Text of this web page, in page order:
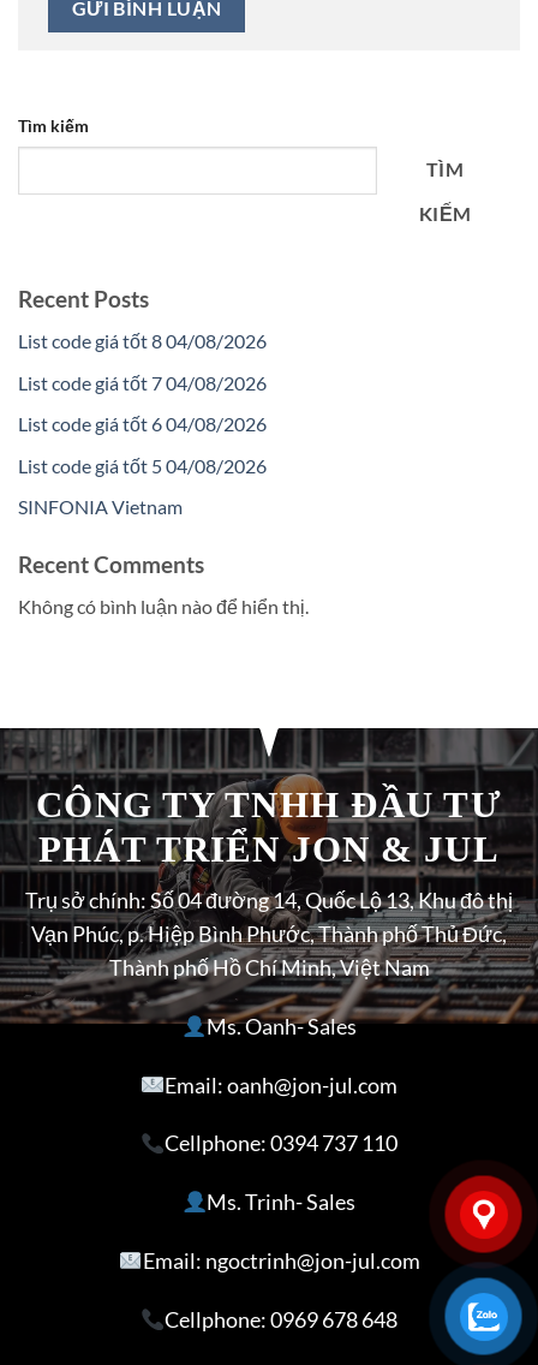
Tìm kiếm
TÌM
KIẾM
Recent Posts
List code giá tốt 8 04/08/2026
List code giá tốt 7 04/08/2026
List code giá tốt 6 04/08/2026
List code giá tốt 5 04/08/2026
SINFONIA Vietnam
Recent Comments
Không có bình luận nào để hiển thị.
CÔNG TY TNHH ĐẦU TƯ
PHÁT TRIỂN JON & JUL
Trụ sở chính: Số 04 đường 14, Quốc Lộ 13, Khu đô thị
Vạn Phúc, p. Hiệp Bình Phước, Thành phố Thủ Đức,
Thành phố Hồ Chí Minh, Việt Nam
Ms. Oanh- Sales
Email: oanh@jon-jul.com
Cellphone:0394 737 110
Ms. Trinh- Sales
Email: ngoctrinh@jon-jul.com
Cellphone:0969 678 648